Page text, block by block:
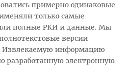
примерно одинаковые
только самые
полные РКИ и данные. Мы
версии
Извлекаемую информацию
разработанную электронную